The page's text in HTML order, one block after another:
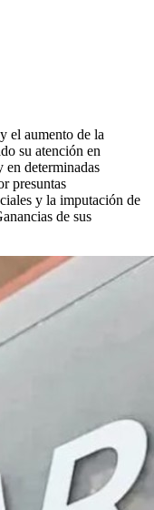
el aumento de la
su atención en
en determinadas
presuntas
y la imputación de
de sus